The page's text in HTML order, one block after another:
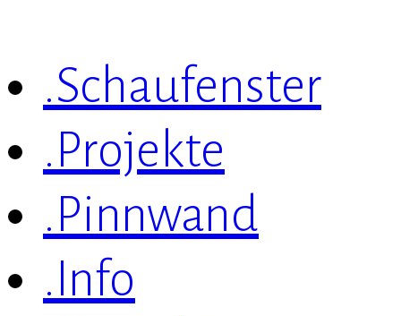
.Schaufenster
.Projekte
.Pinnwand
.Info